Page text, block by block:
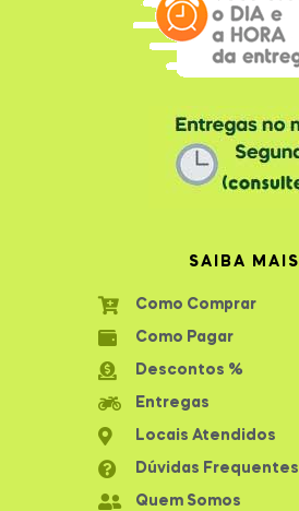
SAIBA MAIS
Como Comprar
Como Pagar
Descontos %
Entregas
Locais Atendidos
Dúvidas Frequentes
Quem Somos